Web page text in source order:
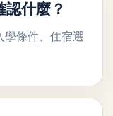
認什麼？
學條件、住宿選